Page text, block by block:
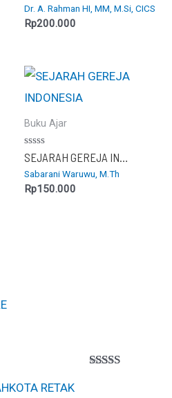
dari
5
Dr. A. Rahman HI, MM, M.Si, CICS
Rp200.000
Buku Ajar
Dinilai
0
dari
5
SEJARAH GEREJA INDONESIA
Sabarani Waruwu, M.Th
Rp150.000